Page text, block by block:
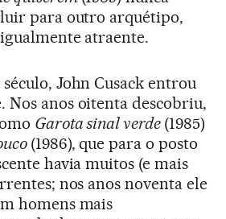
para outro arquétipo,
atraente.
John Cusack entrou
Nos anos oitenta descobriu,
Garota sinal verde (1985)
(1986), que para o posto
havia muitos (e mais
nos anos noventa ele
homens mais